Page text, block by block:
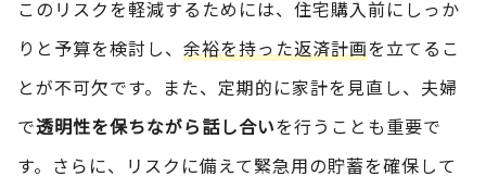
このリスクを軽減するためには、住宅購入前にしっか
りと予算を検討し、 余裕を持った返済計画を立てるこ
とが不可欠です。また、定期的に家計を見直し、夫婦
で透明性を保ちながら話し合いを行うことも重要で
す。さらに、リスクに備えて緊急用の貯蓄を確保して